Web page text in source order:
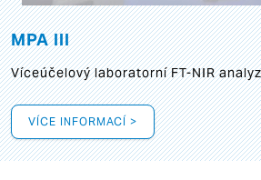
MPA III
Víceúčelový laboratorní FT-NIR
VÍCE INFORMACÍ >